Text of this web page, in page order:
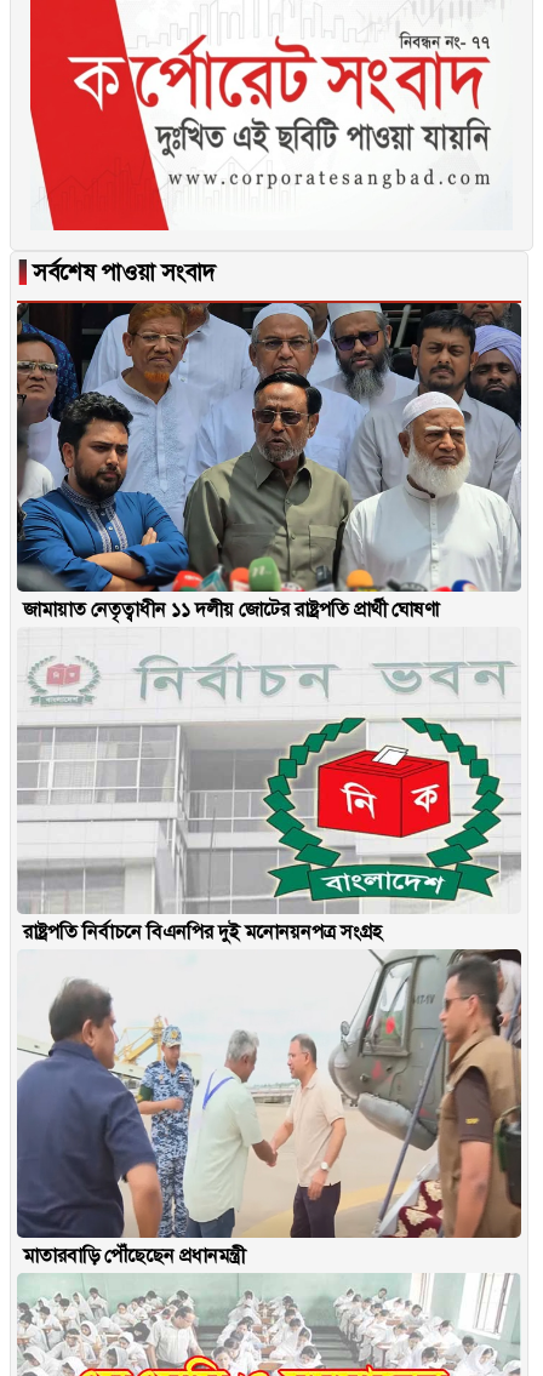
▐সর্বশেষ পাওয়া সংবাদ
জামায়াত নেতৃত্বাধীন ১১ দলীয় জোটের রাষ্ট্রপতি প্রার্থী ঘোষণা
রাষ্ট্রপতি নির্বাচনে বিএনপির দুই মনোনয়নপত্র সংগ্রহ
মাতারবাড়ি পৌঁছেছেন প্রধানমন্ত্রী